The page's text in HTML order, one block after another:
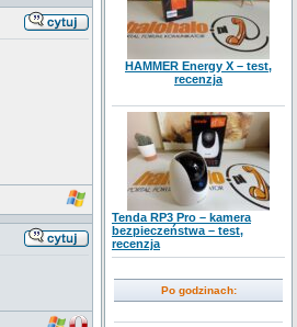
HAMMER Energy X – test,
recenzja
Tenda RP3 Pro – kamera
bezpieczeństwa – test,
recenzja
Po godzinach: